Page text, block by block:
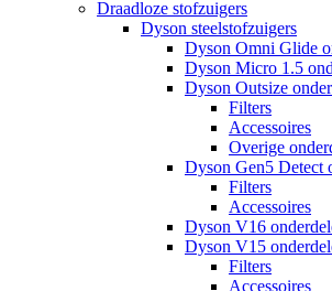
Draadloze stofzuigers
Dyson steelstofzuigers
Dyson Omni Glide
Dyson Micro 1.5
Dyson Outsize
Filters
Accessoires
Overige
Dyson Gen5 Detect
Filters
Accessoires
Dyson V16
Dyson V15
Filters
Accessoires